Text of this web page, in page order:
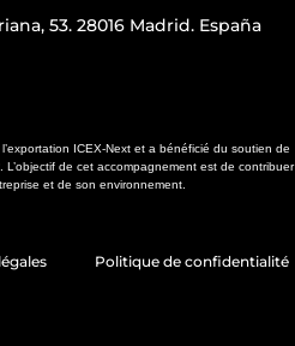
53. 28016 Madrid. España
ICEX-Next et a bénéficié du soutien de
de cet accompagnement est de contribuer
et de son environnement.
Politique de confidentialité